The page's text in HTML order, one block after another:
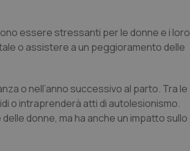
essere stressanti per le donne e i loro
o assistere a un peggioramento delle
o nell’anno successivo al parto. Tra le
o intraprenderà atti di autolesionismo.
donne, ma ha anche un impatto sullo